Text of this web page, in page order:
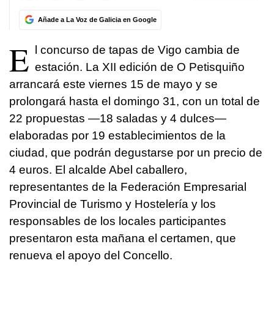
Añade a La Voz de Galicia en Google
E l concurso de tapas de Vigo cambia de
estación. La XII edición de O Petisquiño
arrancará este viernes 15 de mayo y se
prolongará hasta el domingo 31, con un total de
22 propuestas —18 saladas y 4 dulces—
elaboradas por 19 establecimientos de la
ciudad, que podrán degustarse por un precio de
4 euros. El alcalde Abel caballero,
representantes de la Federación Empresarial
Provincial de Turismo y Hostelería y los
responsables de los locales participantes
presentaron esta mañana el certamen, que
renueva el apoyo del Concello.